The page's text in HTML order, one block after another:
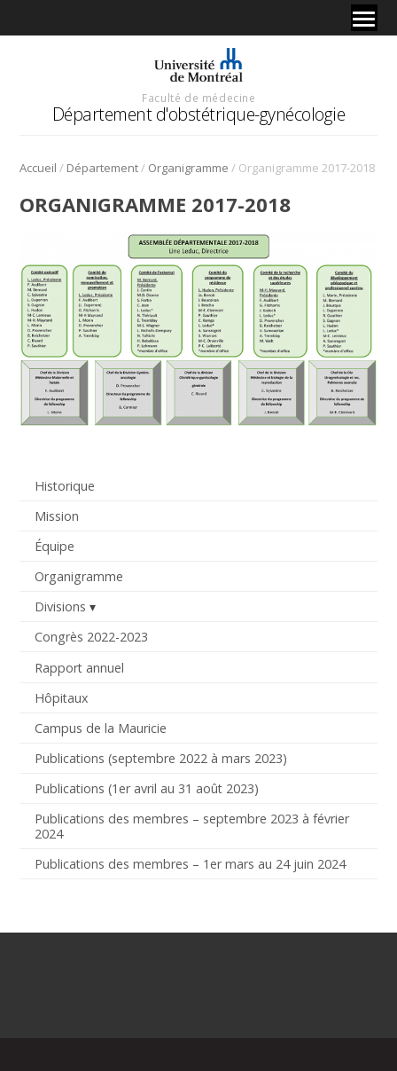
Faculté de médecine
Département d'obstétrique-gynécologie
Accueil / Département/ Organigramme / Organigramme 2017-2018
Historique
Mission
Équipe
Organigramme
Divisions
Congrès 2022-2023
Rapport annuel
Hôpitaux
Campus de la Mauricie
Publications (septembre 2022 à mars 2023)
Publications (1er avril au 31 août 2023)
Publications des membres – septembre 2023 à février
2024
Publications des membres – 1er mars au 24 juin 2024
ORGANIGRAMME 2017-2018